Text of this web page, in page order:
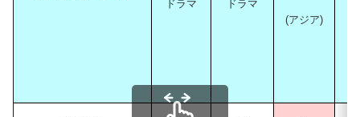
ドラマ ドラマ
(アジア)